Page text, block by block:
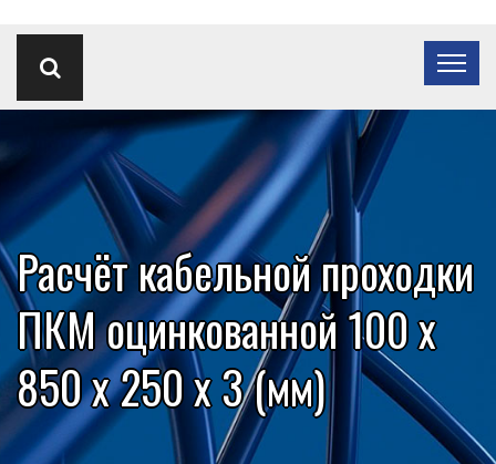
Расчёт кабельной проходки
ПКМ оцинкованной 100 x
850 x 250 x 3 (мм)